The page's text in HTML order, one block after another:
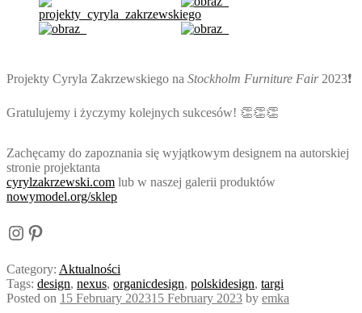
Projekty Cyryla Zakrzewskiego na Stockholm Furniture Fair2023❗
Gratulujemy i życzymy kolejnych sukcesów! 👏👏👏
Zachęcamy do zapoznania się wyjątkowym designem na autorskiej
stronie projektanta
cyrylzakrzewski.com lub w naszej galerii produktów
nowymodel.org/sklep
Instagram
Pinterest
Category: Aktualności
Tags: design, nexus, organicdesign, polskidesign, targi
Posted on 15 February 202315 February 2023 by emka